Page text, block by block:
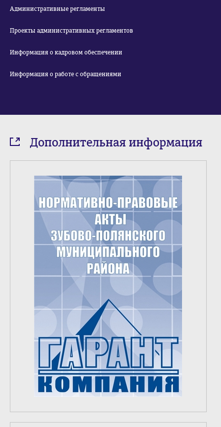
Административные регламенты
Проекты административных регламентов
Информация о кадровом обеспечении
Информация о работе с обращениями
Дополнительная информация